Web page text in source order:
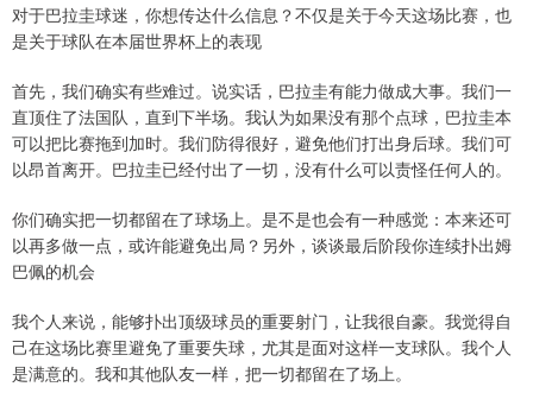
对于巴拉圭球迷，你想传达什么信息？不仅是关于今天这场比赛，也
是关于球队在本届世界杯上的表现
首先，我们确实有些难过。说实话，巴拉圭有能力做成大事。我们一
直顶住了法国队，直到下半场。我认为如果没有那个点球，巴拉圭本
可以把比赛拖到加时。我们防得很好，避免他们打出身后球。我们可
以昂首离开。巴拉圭已经付出了一切，没有什么可以责怪任何人的。
你们确实把一切都留在了球场上。是不是也会有一种感觉：本来还可
以再多做一点，或许能避免出局？另外，谈谈最后阶段你连续扑出姆
巴佩的机会
我个人来说，能够扑出顶级球员的重要射门，让我很自豪。我觉得自
己在这场比赛里避免了重要失球，尤其是面对这样一支球队。我个人
是满意的。我和其他队友一样，把一切都留在了场上。